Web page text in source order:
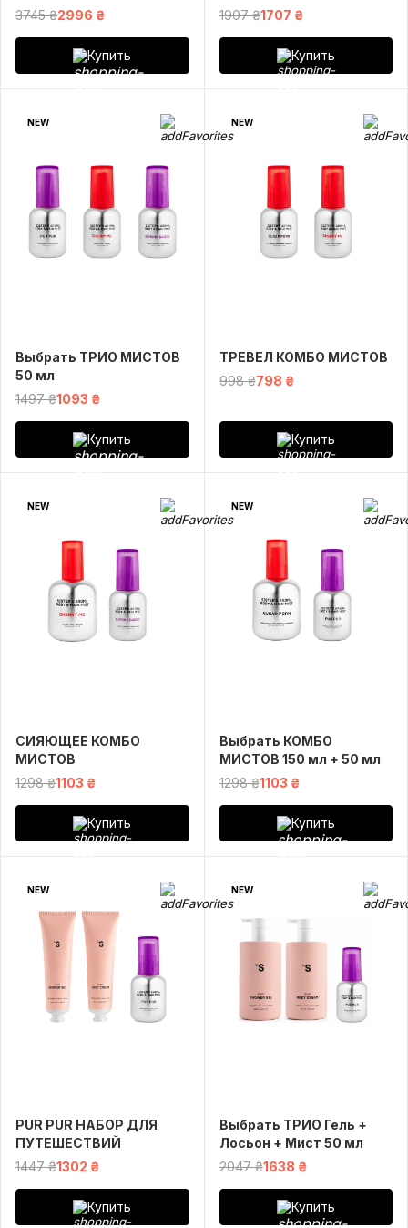
3745 ₴2996 ₴
Купить
1907 ₴1707 ₴
Купить
NEW
Выбрать ТРИО МИСТОВ
50 мл
1497 ₴1093 ₴
Купить
NEW
ТРЕВЕЛ КОМБО МИСТОВ
998 ₴798 ₴
Купить
NEW
СИЯЮЩЕЕ КОМБО
МИСТОВ
1298 ₴1103 ₴
Купить
NEW
Выбрать КОМБО
МИСТОВ 150 мл + 50 мл
1298 ₴1103 ₴
Купить
NEW
PUR PUR НАБОР ДЛЯ
ПУТЕШЕСТВИЙ
1447 ₴1302 ₴
Купить
NEW
Выбрать ТРИО Гель +
Лосьон + Мист 50 мл
2047 ₴1638 ₴
Купить